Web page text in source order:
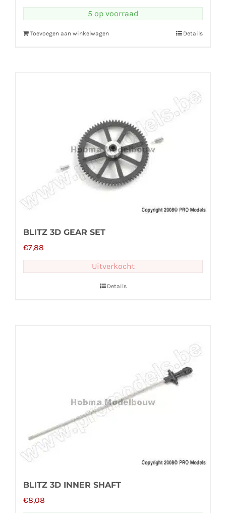
5 op voorraad
Toevoegen aan winkelwagen Details
BLITZ 3D GEAR SET
€7,88
Uitverkocht
Details
BLITZ 3D INNER SHAFT
€8,08